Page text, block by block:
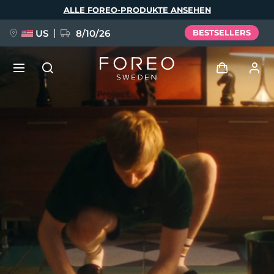
ALLE FOREO-PRODUKTE ANSEHEN
US 8/10/26 BESTSELLERS
Meine Geräte
Meine Bestellungen
Meine Adressen
Meine Abonnements
FAQ™ Pure Beauty-Tech Elixir
issa™ Teeth Whitening Set
Deutsch
Español
Français
Italiano
Português
Polski
Svenska
Русский
简体中文 繁體中文